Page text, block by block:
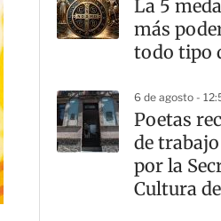
La 5
más
todo tipo
6 de agosto -
Poetas
de
por la
Cultura